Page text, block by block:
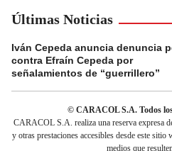
Últimas Noticias
Iván Cepeda anuncia denuncia
contra Efraín Cepeda por
señalamientos de “guerrillero”
© CARACOL S.A. Todos
CARACOL S.A. realiza una reserva expresa
y otras prestaciones accesibles desde este sitio
medios que